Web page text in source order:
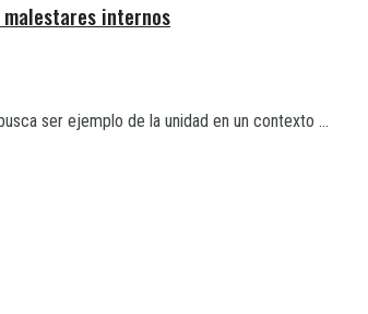
internos
ser ejemplo de la unidad en un contexto ...